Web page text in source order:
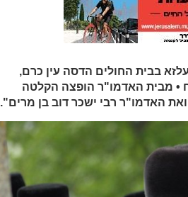
בבית החולים הדסה עין כרם,
• מבית האדמו"ר הופצה הקלטה
האדמו"ר רבי ישכר דוב בן מרים".